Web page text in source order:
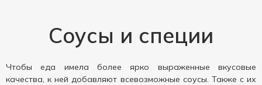
Соусы и специи
Чтобы еда имела более ярко выраженные вкусовые
качества, к ней добавляют всевозможные соусы. Также с их